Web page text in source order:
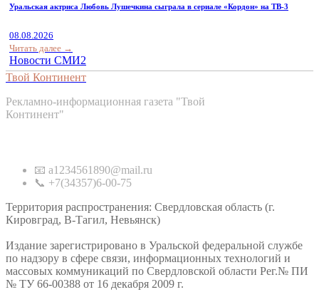
Уральская актриса Любовь Лушечкина сыграла в сериале «Кордон» на ТВ-3
08.08.2026
Читать далее →
Новости СМИ2
Твой Континент
Рекламно-информационная газета "Твой
Континент"
📧 a1234561890@mail.ru
📞 +7(34357)6-00-75
Территория распространения: Свердловская область (г.
Кировград, В-Тагил, Невьянск)
Издание зарегистрировано в Уральской федеральной службе
по надзору в сфере связи, информационных технологий и
массовых коммуникаций по Свердловской области Рег.№ ПИ
№ ТУ 66-00388 от 16 декабря 2009 г.